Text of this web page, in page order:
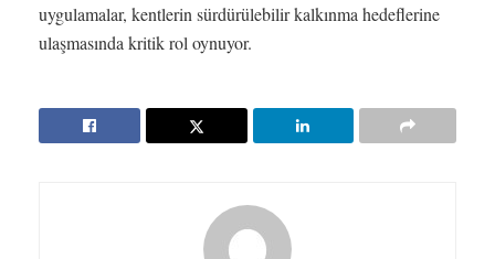
uygulamalar, kentlerin sürdürülebilir kalkınma hedeflerine
ulaşmasında kritik rol oynuyor.